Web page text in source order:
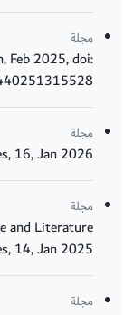
مجلة
Feb 2025, doi:
مجلة
16, Jan 2026
مجلة
and Literature
14, Jan 2025
مجلة